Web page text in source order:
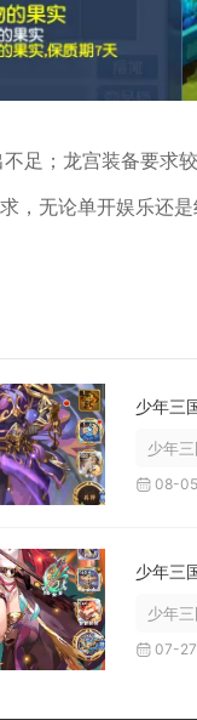
足；龙宫装备要求
，无论单开娱乐还
、房屋驯养...
少年三
少年
08-05
时段灵魂收... 少年
07-27